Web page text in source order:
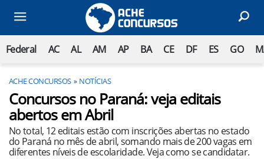
Federal AC AL AM AP BA CE DF ES GO
ACHE CONCURSOS NOTÍCIAS
Concursos no Paraná: veja editais
abertos em Abril
No total, 12 editais estão com inscrições abertas no estado
do Paraná no mês de abril, somando mais de 200 vagas em
diferentes níveis de escolaridade. Veja como se candidatar.